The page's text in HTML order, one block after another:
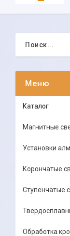
Каталог
Магнитные
Установки
Корончатые
Ступенчатые
Обработка